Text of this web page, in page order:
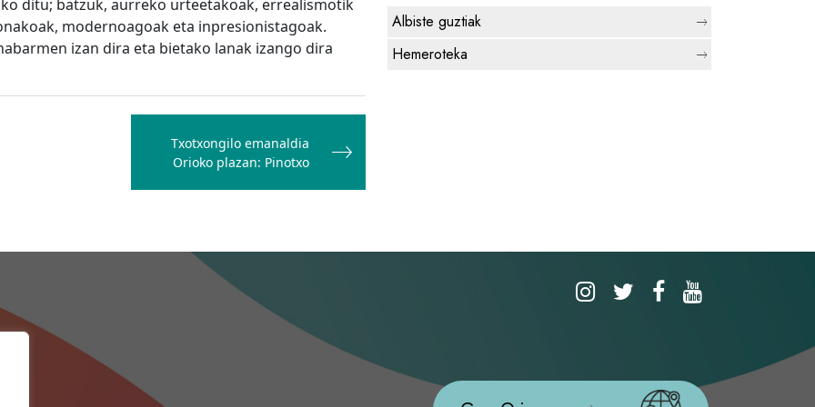
ditu; batzuk, aurreko urteetakoak, errealismotik
modernoagoak eta inpresionistagoak.
izan dira eta bietako lanak izango dira
Txotxongilo emanaldia
Orioko plazan: Pinotxo
Albiste guztiak
Hemeroteka